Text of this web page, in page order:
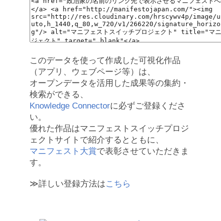
このデータを使って作成した可視化作品
（アプリ、ウェブページ等）は、
オープンデータを活用した成果等の集約・
検索ができる、
Knowledge Connectorに必ずご登録くださ
い。
優れた作品はマニフェストスイッチプロジ
ェクトサイトで紹介するとともに、
マニフェスト大賞で表彰させていただきま
す。
≫詳しい登録方法はこちら